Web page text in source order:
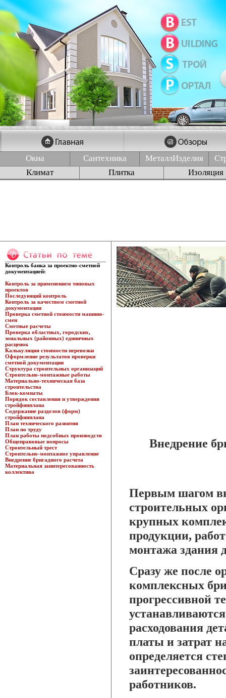
Окна Сантехника МеталлИзделия
Климат
Плитка Изоляция
Контроль банка за проектно-сметной
документацией:
Контроль за применением типовых
проектов
Последующий контроль
Контроль за качеством сметной
документации
Проверка сметной стоимости машино-
смен
Сметные расчеты
Проверка областных, городских,
зональных (районных) единичных
расценок
Калькуляция стоимости перевозки
Оформление результатов проверки
сметной документации
Структура строительных организаций
Строительно-монтажные работы
Материально-техническая база
строительства
Блок-комнаты
Порядок составления и утверждения
стройфинплана
Содержание разделов (форм)
стройфинплана
План технического развития
План по труду
План работы подсобных производств
Общеправовые вопросы
Строительный трест
Строительно-монтажное управление
Внедрение бригадного расчета
Материальная заинтересованность
коллектива
Внедрение
Первым шагом
строительных
крупных
продукции,
монтажа здания
Сразу же после
комплексных
прогрессивной
расходования
платы и затрат
определяется
работников.